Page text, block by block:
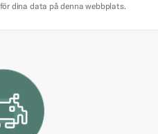
dina data på denna webbplats.